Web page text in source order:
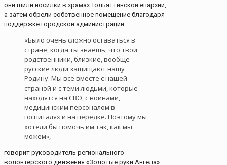
они шили носилки в храмах Тольяттинской епархии,
а затем обрели собственное помещение благодаря
поддержке городской администрации.
«Было очень сложно оставаться в
стране, когда ты знаешь, что твои
родственники, близкие, вообще
русские люди защищают нашу
Родину. Мы все вместе с нашей
страной и с теми людьми, которые
находятся на СВО, с воинами,
медицинским персоналом в
госпиталях и на передке. Поэтому мы
хотели бы помочь им так, как мы
можем»,
говорит руководитель регионального
волонтёрского движения «Золотые руки Ангела»